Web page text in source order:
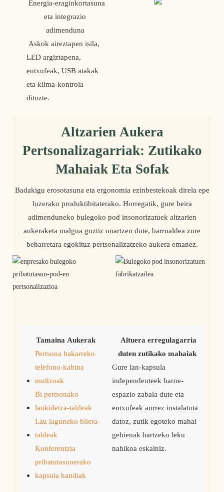
Energia-eraginkortasuna
eta integrazio
adimenduna
Askok aireztapen isila,
LED argiztapena,
entxufeak, USB atakak
eta klima-kontrola
dituzte.
Altzarien Aukera
Pertsonalizagarriak: Zutikako
Mahaiak Eta Sofak
Badakigu erosotasuna eta ergonomia ezinbestekoak direla epe
luzerako produktibitaterako. Horregatik, gure beira
adimenduneko bulegoko pod insonorizatuek altzarien
aukeraketa malgua guztiz onartzen dute, barrualdea zure
beharretara egokituz pertsonalizatzeko aukera emanez.
Tamaina Aukerak
Pertsona bakarreko
telefono-kabina
multzoak
Bi pertsonako
lankidetza-taldeak
Lau laguneko bilera-
taldeak
Konferentzia
pribatutasunerako
kapsula handiak
Altuera erregulagarria
duten zutikako mahaiak
Gure lan-kapsula
independenteek barne-
espazio zabala dute eta
entxufeak aurrez instalatuta
datoz, zutik egoteko mahai
gehienak hartzeko leku
nahikoa eskainiz.